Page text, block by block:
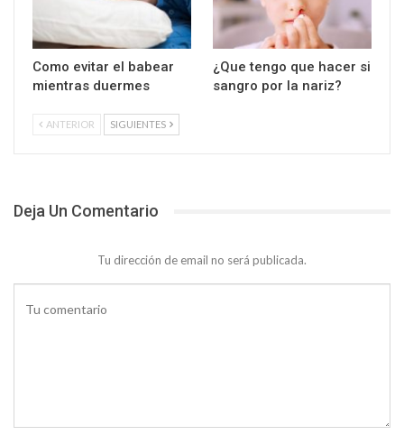
Como evitar el babear
mientras duermes
¿Que tengo que hacer si
sangro por la nariz?
ANTERIOR SIGUIENTES
Deja Un Comentario
Tu dirección de email no será publicada.